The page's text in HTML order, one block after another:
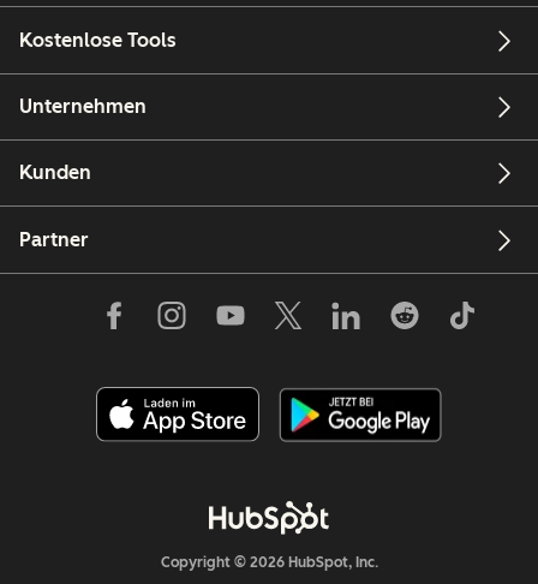
Kostenlose Tools
Unternehmen
Kunden
Partner
Copyright © 2026 HubSpot, Inc.